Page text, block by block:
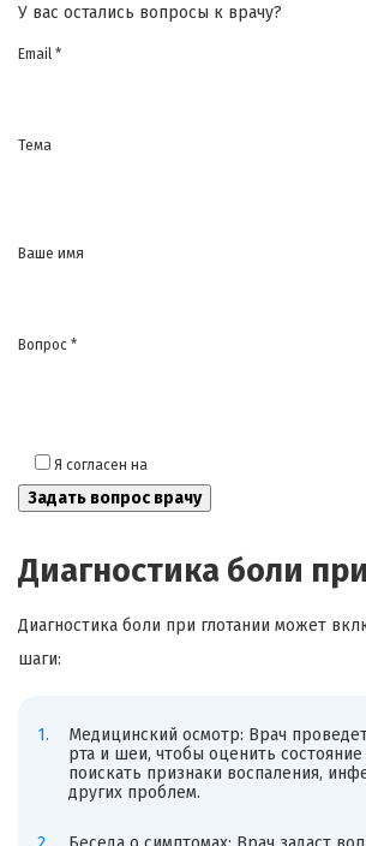
У вас остались вопросы к врачу?
Email *
Тема
Ваше имя
Вопрос *
Я согласен на
Диагностика боли
Диагностика боли при глотании может
шаги:
Медицинский осмотр: Врач
рта и шеи, чтобы оценить состояние
поискать признаки воспаления,
других проблем.